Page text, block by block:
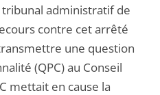
tribunal administratif de
contre cet arrêté
une question
(QPC) au Conseil
mettait en cause la